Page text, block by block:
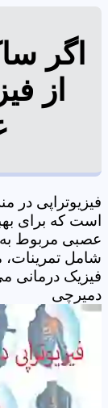
اگر
از
فیزیوتراپی
است که برای
عصبی مربوط
شامل تمرینات،
دمیرچی